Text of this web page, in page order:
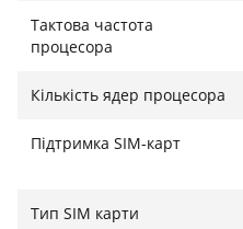
Тактова частота
процесора
Кількість ядер процесора
Підтримка SIM-карт
Тип SIM карти